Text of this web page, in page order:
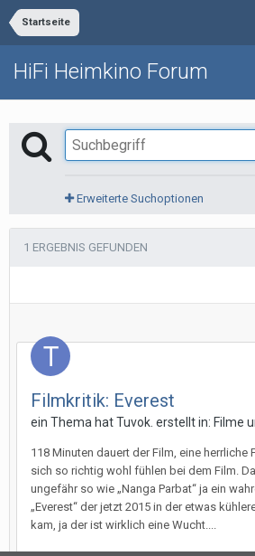
Startseite
HiFi Heimkino Forum
Erweiterte Suchoptionen
1 ERGEBNIS GEFUNDEN
Filmkritik: Everest
ein Thema hatTuvok. erstellt in: Filme
118 Minuten dauert der Film, eine herrliche
sich so richtig wohl fühlen bei dem Film.
ungefähr so wie „Nanga Parbat“ ja ein
„Everest“ der jetzt 2015 in der etwas
kam, ja der ist wirklich eine Wucht....